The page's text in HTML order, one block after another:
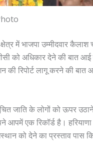
में भाजपा उम्मीदवार
को अधिकार देने की बात
रिपोर्ट लागू करने की बात
जाति के लोगों को ऊपर
एक रिकॉर्ड है।
को देने का प्रस्ताव